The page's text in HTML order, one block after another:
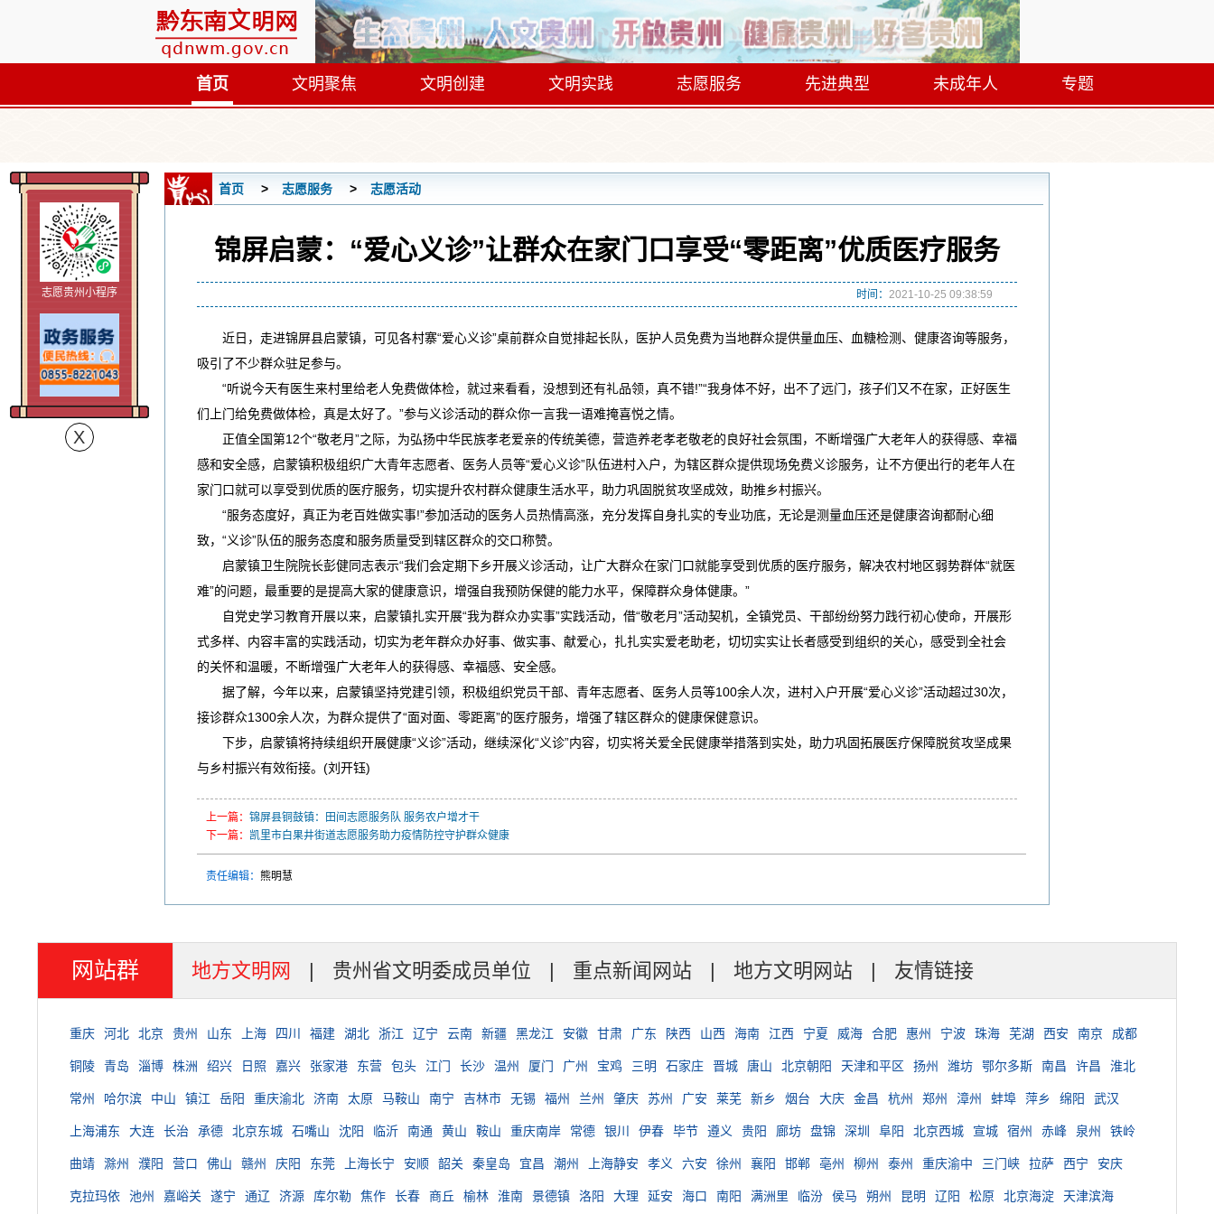
首页 文明聚焦 文明创建 文明实践 志愿服务 先进典型 未成年人 专题
首页 志愿服务 志愿活动
锦屏启蒙：“爱心义诊”让群众在家门口享受“零距离”优质医疗服务
时间： 2021-10-25 09:38:59
近日，走进锦屏县启蒙镇，可见各村寨“爱心义诊”桌前群众自觉排起长队，医护人员免费为当地群众提供量血压、血糖检测、健康咨询等服务，
吸引了不少群众驻足参与。
“听说今天有医生来村里给老人免费做体检，就过来看看，没想到还有礼品领，真不错!”“我身体不好，出不了远门，孩子们又不在家，正好医生
们上门给免费做体检，真是太好了。”参与义诊活动的群众你一言我一语难掩喜悦之情。
正值全国第12个“敬老月”之际，为弘扬中华民族孝老爱亲的传统美德，营造养老孝老敬老的良好社会氛围，不断增强广大老年人的获得感、幸福
感和安全感，启蒙镇积极组织广大青年志愿者、医务人员等“爱心义诊”队伍进村入户，为辖区群众提供现场免费义诊服务，让不方便出行的老年人在
家门口就可以享受到优质的医疗服务，切实提升农村群众健康生活水平，助力巩固脱贫攻坚成效，助推乡村振兴。
“服务态度好，真正为老百姓做实事!”参加活动的医务人员热情高涨，充分发挥自身扎实的专业功底，无论是测量血压还是健康咨询都耐心细
致，“义诊”队伍的服务态度和服务质量受到辖区群众的交口称赞。
启蒙镇卫生院院长彭健同志表示“我们会定期下乡开展义诊活动，让广大群众在家门口就能享受到优质的医疗服务，解决农村地区弱势群体“就医
难”的问题，最重要的是提高大家的健康意识，增强自我预防保健的能力水平，保障群众身体健康。”
自党史学习教育开展以来，启蒙镇扎实开展“我为群众办实事”实践活动，借“敬老月”活动契机，全镇党员、干部纷纷努力践行初心使命，开展形
式多样、内容丰富的实践活动，切实为老年群众办好事、做实事、献爱心，扎扎实实爱老助老，切切实实让长者感受到组织的关心，感受到全社会
的关怀和温暖，不断增强广大老年人的获得感、幸福感、安全感。
据了解，今年以来，启蒙镇坚持党建引领，积极组织党员干部、青年志愿者、医务人员等100余人次，进村入户开展“爱心义诊”活动超过30次，
接诊群众1300余人次，为群众提供了“面对面、零距离”的医疗服务，增强了辖区群众的健康保健意识。
下步，启蒙镇将持续组织开展健康“义诊”活动，继续深化“义诊”内容，切实将关爱全民健康举措落到实处，助力巩固拓展医疗保障脱贫攻坚成果
与乡村振兴有效衔接。 (刘开钰)
上一篇： 锦屏县铜鼓镇：田间志愿服务队 服务农户增才干
下一篇： 凯里市白果井街道志愿服务助力疫情防控守护群众健康
责任编辑： 熊明慧
网站群 地方文明网 | 贵州省文明委成员单位 | 重点新闻网站 | 地方文明网站 | 友情链接
重庆 河北 北京 贵州 山东 上海 四川 福建 湖北 浙江 辽宁 云南 新疆 黑龙江 安徽 甘肃 广东 陕西 山西 海南 江西 宁夏 威海 合肥 惠州 宁波 珠海 芜湖 西安 南京 成都
铜陵 青岛 淄博 株洲 绍兴 日照 嘉兴 张家港 东营 包头 江门 长沙 温州 厦门 广州 宝鸡 三明 石家庄 晋城 唐山 北京朝阳 天津和平区 扬州 潍坊 鄂尔多斯 南昌 许昌 淮北
常州 哈尔滨 中山 镇江 岳阳 重庆渝北 济南 太原 马鞍山 南宁 吉林市 无锡 福州 兰州 肇庆 苏州 广安 莱芜 新乡 烟台 大庆 金昌 杭州 郑州 漳州 蚌埠 萍乡 绵阳 武汉
上海浦东 大连 长治 承德 北京东城 石嘴山 沈阳 临沂 南通 黄山 鞍山 重庆南岸 常德 银川 伊春 毕节 遵义 贵阳 廊坊 盘锦 深圳 阜阳 北京西城 宣城 宿州 赤峰 泉州 铁岭
曲靖 滁州 濮阳 营口 佛山 赣州 庆阳 东莞 上海长宁 安顺 韶关 秦皇岛 宜昌 潮州 上海静安 孝义 六安 徐州 襄阳 邯郸 亳州 柳州 泰州 重庆渝中 三门峡 拉萨 西宁 安庆
克拉玛依 池州 嘉峪关 遂宁 通辽 济源 库尔勒 焦作 长春 商丘 榆林 淮南 景德镇 洛阳 大理 延安 海口 南阳 满洲里 临汾 侯马 朔州 昆明 辽阳 松原 北京海淀 天津滨海
志愿贵州小程序